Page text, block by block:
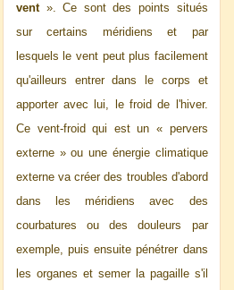
vent ». Ce sont des points situés
sur certains méridiens et par
lesquels le vent peut plus facilement
qu'ailleurs entrer dans le corps et
apporter avec lui, le froid de l'hiver.
Ce vent-froid qui est un « pervers
externe » ou une énergie climatique
externe va créer des troubles d'abord
dans les méridiens avec des
courbatures ou des douleurs par
exemple, puis ensuite pénétrer dans
les organes et semer la pagaille s'il